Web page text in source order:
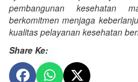
pembangunan kesehatan
berkomitmen menjaga
kualitas pelayanan kesehatan
Share Ke: